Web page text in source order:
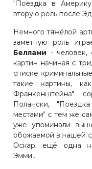
"Поездка в
вторую роль после
Немного тяжёлой
заметную роль
Беллами - человек,
картин начиная с
списке
такие картины,
Франкенштейна"
Полански,
местами" с тем же
уже упоминали
обожаемой в нашей
Оскар, ещё одна
Эмми...